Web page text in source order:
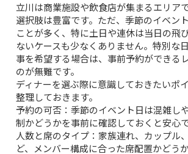
立川は商業施設や飲食店が集まるエリア
選択肢は豊富です。ただ、季節のイベン
ことが多く、特に土日や連休は当日の飛
ないケースも少なくありません。特別な
事を希望する場合は、事前予約ができる
のが無難です。
ディナーを選ぶ際に意識しておきたいポ
整理しておきます。
予約の可否 ：季節のイベント日は混雑し
制かどうかを事前に確認しておくと安心で
人数と席のタイプ ：家族連れ、カップル
ど、メンバー構成に合った席配置かどう